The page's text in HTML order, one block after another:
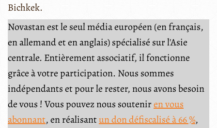
Bichkek.
Novastan est le seul média européen (en français,
en allemand et en anglais) spécialisé sur l'Asie
centrale. Entièrement associatif, il fonctionne
grâce à votre participation. Nous sommes
indépendants et pour le rester, nous avons besoin
de vous ! Vous pouvez nous souteniren vous
abonnant, en réalisantun don défiscalisé à 66 %,